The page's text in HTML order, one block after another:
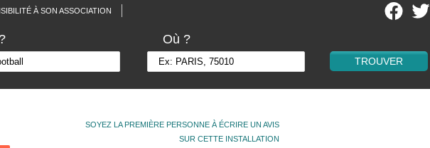
À SON ASSOCIATION
Où ?
SOYEZ LA PREMIÈRE PERSONNE À ÉCRIRE UN AVIS
SUR CETTE INSTALLATION